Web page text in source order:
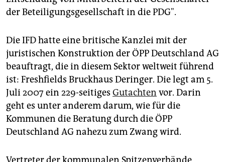
der Beteiligungsgesellschaft in die PDG".
Die IFD hatte eine britische Kanzlei mit der
juristischen Konstruktion der ÖPP Deutschland AG
beauftragt, die in diesem Sektor weltweit führend
ist: Freshfields Bruckhaus Deringer. Die legt am 5.
Juli 2007 ein 229-seitiges Gutachten vor. Darin
geht es unter anderem darum, wie für die
Kommunen die Beratung durch die ÖPP
Deutschland AG nahezu zum Zwang wird.